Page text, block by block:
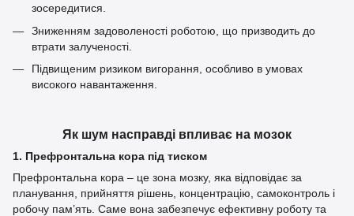
зосередитися.
Зниженням задоволеності роботою, що призводить до
втрати залученості.
Підвищеним ризиком вигорання, особливо в умовах
високого навантаження.
Як шум насправді впливає на мозок
1. Префронтальна кора під тиском
Префронтальна кора – це зона мозку, яка відповідає за
планування, прийняття рішень, концентрацію, самоконтроль і
робочу пам’ять. Саме вона забезпечує ефективну роботу та